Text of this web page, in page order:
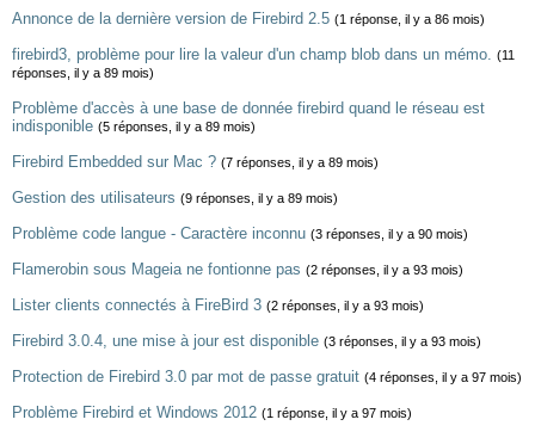
Annonce de la dernière version de Firebird 2.5 (1 réponse, il y a 86 mois)
firebird3, problème pour lire la valeur d'un champ blob dans un mémo. (11
réponses, il y a 89 mois)
Problème d'accès à une base de donnée firebird quand le réseau est
indisponible (5 réponses, il y a 89 mois)
Firebird Embedded sur Mac ? (7 réponses, il y a 89 mois)
Gestion des utilisateurs (9 réponses, il y a 89 mois)
Problème code langue - Caractère inconnu (3 réponses, il y a 90 mois)
Flamerobin sous Mageia ne fontionne pas (2 réponses, il y a 93 mois)
Lister clients connectés à FireBird 3 (2 réponses, il y a 93 mois)
Firebird 3.0.4, une mise à jour est disponible (3 réponses, il y a 93 mois)
Protection de Firebird 3.0 par mot de passe gratuit (4 réponses, il y a 97 mois)
Problème Firebird et Windows 2012 (1 réponse, il y a 97 mois)